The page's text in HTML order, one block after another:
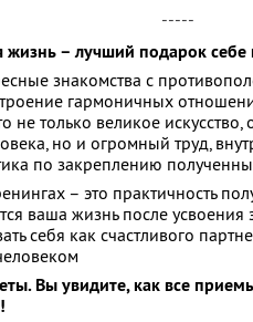
-----
жизнь – лучший подарок
знакомства с
гармоничных
не только великое
но и огромный труд,
по закреплению
– это практичность
ваша жизнь после усвоения
себя как счастливого
Вы увидите, как все